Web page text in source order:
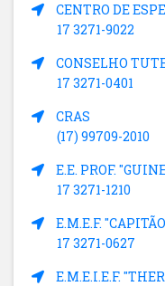
CENTRO DE
17 3271-9022
CONSELHO
17 3271-0401
CRAS
(17) 99709-2010
E.E. PROF.
17 3271-1210
E.M.E.F.
17 3271-0627
E.M.E.I.E.F.